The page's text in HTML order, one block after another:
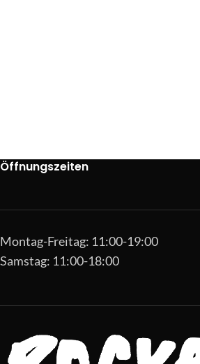
Öffnungszeiten
Montag-Freitag: 11:00-19:00
Samstag: 11:00-18:00